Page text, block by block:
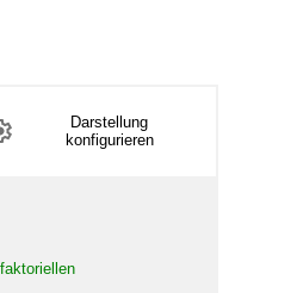
Darstellung
konfigurieren